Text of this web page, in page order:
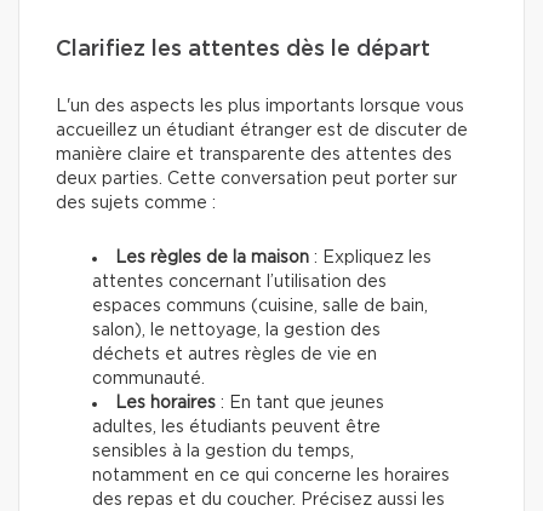
Clarifiez les attentes dès le départ
L'un des aspects les plus importants lorsque vous
accueillez un étudiant étranger est de discuter de
manière claire et transparente des attentes des
deux parties. Cette conversation peut porter sur
des sujets comme :
Les règles de la maison : Expliquez les
attentes concernant l’utilisation des
espaces communs (cuisine, salle de bain,
salon), le nettoyage, la gestion des
déchets et autres règles de vie en
communauté.
Les horaires : En tant que jeunes
adultes, les étudiants peuvent être
sensibles à la gestion du temps,
notamment en ce qui concerne les horaires
des repas et du coucher. Précisez aussi les